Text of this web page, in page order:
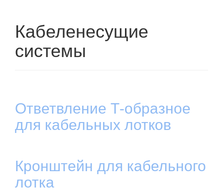
Кабеленесущие
системы
Ответвление Т-образное
для кабельных лотков
Кронштейн для кабельного
лотка